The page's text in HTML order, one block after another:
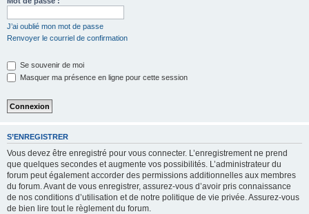
J’ai oublié mon mot de passe
Renvoyer le courriel de confirmation
Se souvenir de moi
Masquer ma présence en ligne pour cette session
S’ENREGISTRER
Vous devez être enregistré pour vous connecter. L’enregistrement ne prend
que quelques secondes et augmente vos possibilités. L’administrateur du
forum peut également accorder des permissions additionnelles aux membres
du forum. Avant de vous enregistrer, assurez-vous d’avoir pris connaissance
de nos conditions d’utilisation et de notre politique de vie privée. Assurez-vous
de bien lire tout le règlement du forum.